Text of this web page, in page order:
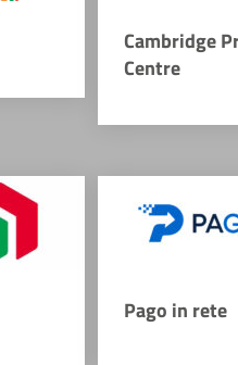
Cambridge
Centre
Pago in rete